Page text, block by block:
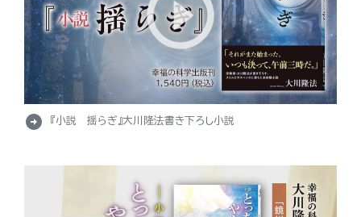
arrow_circle_right 『小説 揺らぎ』大川隆法書き下ろし小説